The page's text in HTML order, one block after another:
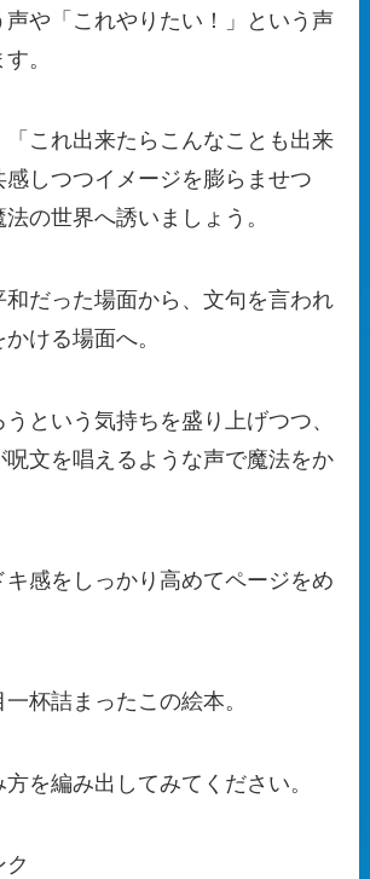
声や「これやりたい！」という声
。
「これ出来たらこんなことも出来
感しつつイメージを膨らませつ
の世界へ誘いましょう。
和だった場面から、文句を言われ
ける場面へ。
という気持ちを盛り上げつつ、
呪文を唱えるような声で魔法をか
感をしっかり高めてページをめ
杯詰まったこの絵本。
を編み出してみてください。
ク